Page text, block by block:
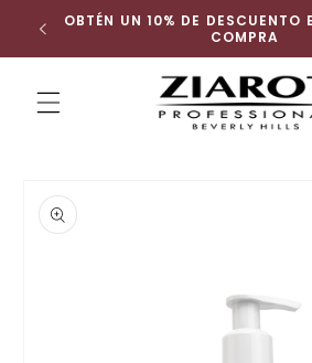
directamente
OBTÉN UN 10% DE DESCUENTO
COMPRA
a la
información